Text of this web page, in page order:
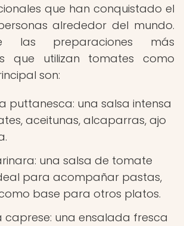
que han conquistado el
alrededor del mundo.
las preparaciones más
que utilizan tomates como
son:
puttanesca: una salsa intensa
aceitunas, alcaparras, ajo
una salsa de tomate
para acompañar pastas,
base para otros platos.
caprese: una ensalada fresca